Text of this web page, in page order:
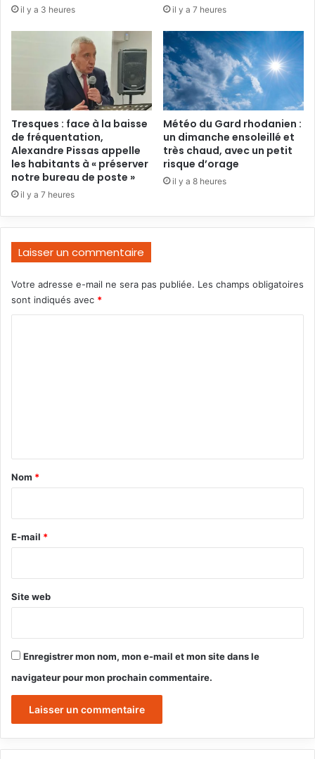
il y a 3 heures il y a 7 heures
Tresques : face à la baisse
de fréquentation,
Alexandre Pissas appelle
les habitants à « préserver
notre bureau de poste »
il y a 7 heures
Météo du Gard rhodanien :
un dimanche ensoleillé et
très chaud, avec un petit
risque d’orage
il y a 8 heures
Laisser un commentaire
Votre adresse e-mail ne sera pas publiée. Les champs obligatoires
sont indiqués avec *
a
e
Nom *
E-mail *
Site web
Enregistrer mon nom, mon e-mail et mon site dans le
navigateur pour mon prochain commentaire.